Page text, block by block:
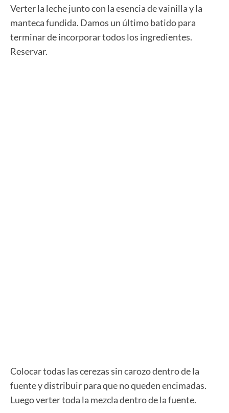
Verter la leche junto con la esencia de vainilla y la
manteca fundida. Damos un último batido para
terminar de incorporar todos los ingredientes.
Reservar.
Colocar todas las cerezas sin carozo dentro de la
fuente y distribuir para que no queden encimadas.
Luego verter toda la mezcla dentro de la fuente.